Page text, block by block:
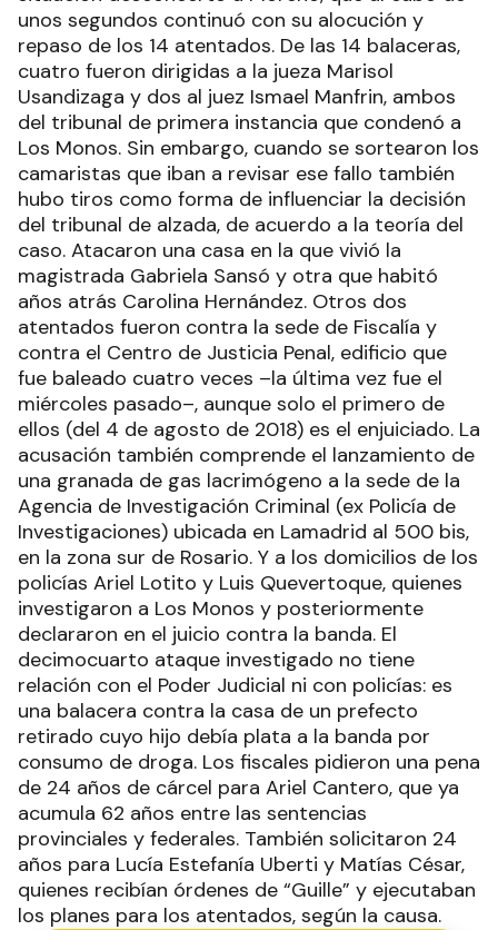
unos segundos continuó con su alocución y
repaso de los 14 atentados. De las 14 balaceras,
cuatro fueron dirigidas a la jueza Marisol
Usandizaga y dos al juez Ismael Manfrin, ambos
del tribunal de primera instancia que condenó a
Los Monos. Sin embargo, cuando se sortearon los
camaristas que iban a revisar ese fallo también
hubo tiros como forma de influenciar la decisión
del tribunal de alzada, de acuerdo a la teoría del
caso. Atacaron una casa en la que vivió la
magistrada Gabriela Sansó y otra que habitó
años atrás Carolina Hernández. Otros dos
atentados fueron contra la sede de Fiscalía y
contra el Centro de Justicia Penal, edificio que
fue baleado cuatro veces –la última vez fue el
miércoles pasado–, aunque solo el primero de
ellos (del 4 de agosto de 2018) es el enjuiciado. La
acusación también comprende el lanzamiento de
una granada de gas lacrimógeno a la sede de la
Agencia de Investigación Criminal (ex Policía de
Investigaciones) ubicada en Lamadrid al 500 bis,
en la zona sur de Rosario. Y a los domicilios de los
policías Ariel Lotito y Luis Quevertoque, quienes
investigaron a Los Monos y posteriormente
declararon en el juicio contra la banda. El
decimocuarto ataque investigado no tiene
relación con el Poder Judicial ni con policías: es
una balacera contra la casa de un prefecto
retirado cuyo hijo debía plata a la banda por
consumo de droga. Los fiscales pidieron una pena
de 24 años de cárcel para Ariel Cantero, que ya
acumula 62 años entre las sentencias
provinciales y federales. También solicitaron 24
años para Lucía Estefanía Uberti y Matías César,
quienes recibían órdenes de “Guille” y ejecutaban
los planes para los atentados, según la causa.